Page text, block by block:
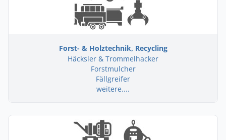
Forst- & Holztechnik, Recycling
Häcksler & Trommelhacker
Forstmulcher
Fällgreifer
weitere....